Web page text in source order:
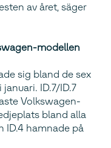
av året, säger
modellen
sig bland de sex
ID.7/ID.7
Volkswagen-
bland alla
ID.4 hamnade på